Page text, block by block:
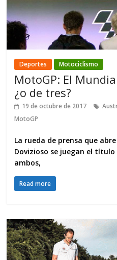
Deportes Motociclismo
MotoGP: El
¿o de tres?
19 de octubre de 2017
MotoGP
La rueda de prensa que
Dovizioso se juegan el
ambos,
Read more